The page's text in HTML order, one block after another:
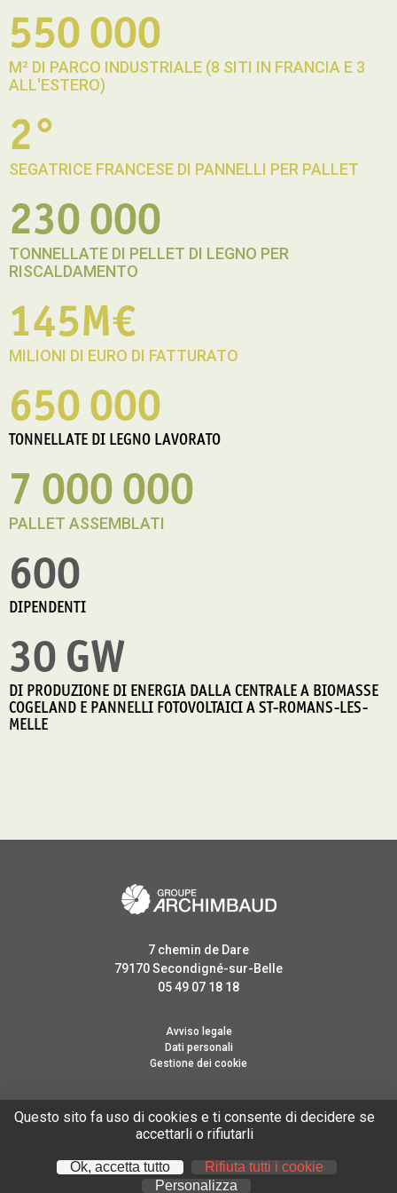
550 000
M² DI PARCO INDUSTRIALE (8 SITI IN FRANCIA E 3
ALL'ESTERO)
2°
SEGATRICE FRANCESE DI PANNELLI PER PALLET
230 000
TONNELLATE DI PELLET DI LEGNO PER
RISCALDAMENTO
145M€
MILIONI DI EURO DI FATTURATO
650 000
TONNELLATE DI LEGNO LAVORATO
7 000 000
PALLET ASSEMBLATI
600
DIPENDENTI
30 GW
DI PRODUZIONE DI ENERGIA DALLA CENTRALE A BIOMASSE
COGELAND E PANNELLI FOTOVOLTAICI A ST-ROMANS-LES-
MELLE
7 chemin de Dare
79170Secondigné-sur-Belle
05 49 07 18 18
Avviso legale
Dati personali
Gestione dei cookie
SEGUICI
REALIZZAZIONE -CYBERSCOPE
Questo sito fa uso di cookies e ti consente di decidere se
accettarli o rifiutarli
Ok, accetta tutto
Rifiuta tutti i cookie
Personalizza